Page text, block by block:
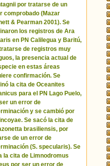
por tratarse de un
comprobado (Mazar
& Pearman 2001). Se
los registros de Ara
en PN Calilegua y Baritú,
de registros muy
la presencia actual de
en estas áreas
confirmación. Se
la cita de Oceanites
para el PN Lago Puelo,
un error de
y se cambió por
Se sacó la cita de
brasiliensis, por
de un error de
(S. specularis). Se
la cita de Limnodromus
por ser un error de